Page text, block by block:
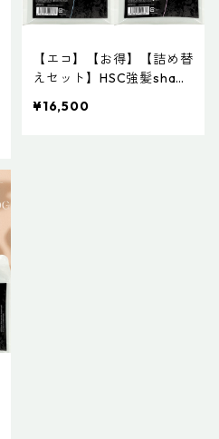
【エコ】【お得】【詰め替
えセット】HSC強髪sham
000g
¥16,500